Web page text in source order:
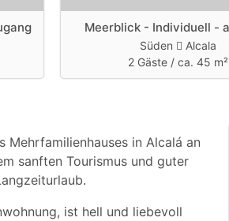
Meerblick - Individuell -
Süden
Alcala
2 Gäste /ca. 45 m²
Mehrfamilienhauses in Alcalá an
sanften Tourismus und guter
ist hell und liebevoll